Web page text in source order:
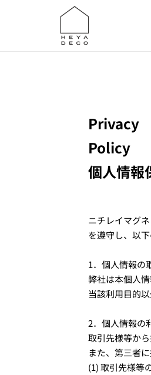
Privacy
Policy
個人情報
ニチレイマグ
を遵守し、以
1．個人情報の
弊社は本個人
当該利用目的
2．個人情報の
取引先様等か
また、第三者
(1) 取引先様等